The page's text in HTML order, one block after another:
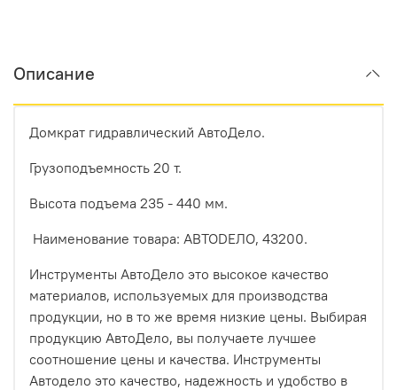
Описание
Домкрат гидравлический АвтоДело.
Грузоподъемность 20 т.
Высота подъема 235 - 440 мм.
Наименование товара: АВТОDЕЛО, 43200.
Инструменты АвтоДело это высокое качество
материалов, используемых для производства
продукции, но в то же время низкие цены. Выбирая
продукцию АвтоДело, вы получаете лучшее
соотношение цены и качества. Инструменты
Автодело это качество, надежность и удобство в